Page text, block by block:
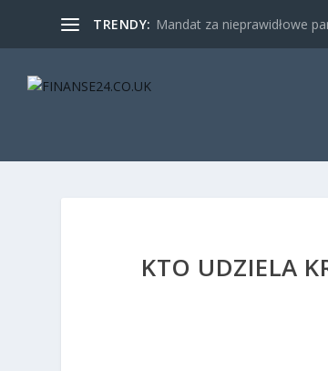
TRENDY: Mandat za nieprawidłowe
KTO UDZIELA